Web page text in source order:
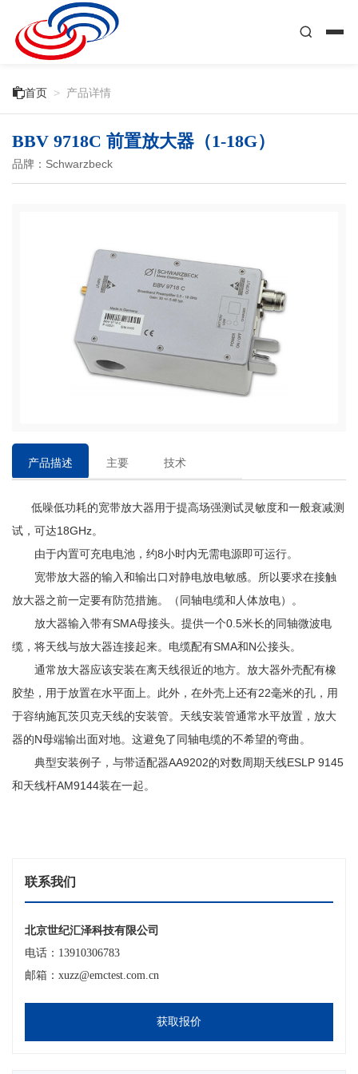
首页 > 产品详情
BBV 9718C 前置放大器（1-18G）
品牌：Schwarzbeck
产品描述
主要
技术
低噪低功耗的宽带放大器用于提高场强测试灵敏度和一般衰减测
试，可达18GHz。
由于内置可充电电池，约8小时内无需电源即可运行。
宽带放大器的输入和输出口对静电放电敏感。所以要求在接触
放大器之前一定要有防范措施。（同轴电缆和人体放电）。
放大器输入带有SMA母接头。提供一个0.5米长的同轴微波电
缆，将天线与放大器连接起来。电缆配有SMA和N公接头。
通常放大器应该安装在离天线很近的地方。放大器外壳配有橡
胶垫，用于放置在水平面上。此外，在外壳上还有22毫米的孔，用
于容纳施瓦茨贝克天线的安装管。天线安装管通常水平放置，放大
器的N母端输出面对地。这避免了同轴电缆的不希望的弯曲。
典型安装例子，与带适配器AA9202的对数周期天线ESLP 9145
和天线杆AM9144装在一起。
联系我们
北京世纪汇泽科技有限公司
电话：13910306783
邮箱：xuzz@emctest.com.cn
获取报价